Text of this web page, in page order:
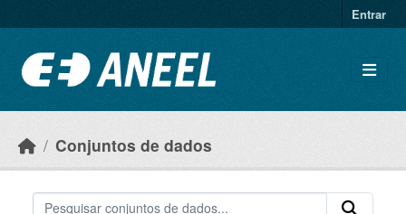
Entrar
Conjuntos de dados